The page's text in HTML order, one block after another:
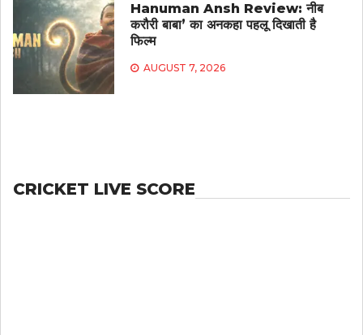
Hanuman Ansh Review: नीब
करौरी बाबा’ का अनकहा पहलू दिखाती है
फिल्म
AUGUST 7, 2026
CRICKET LIVE SCORE